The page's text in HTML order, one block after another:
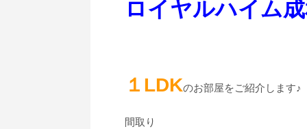
ロイヤルハイム
１LDKのお部屋をご紹介します♪
間取り